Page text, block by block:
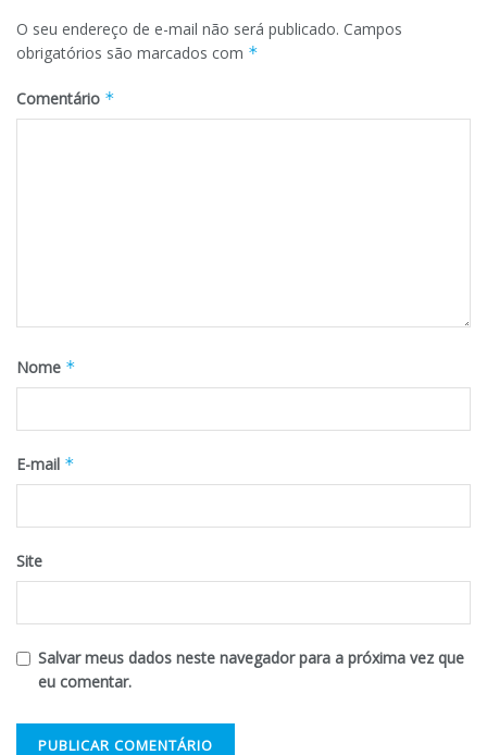
O seu endereço de e-mail não será publicado. Campos
obrigatórios são marcados com *
Comentário *
Nome *
E-mail *
Site
Salvar meus dados neste navegador para a próxima vez que
eu comentar.